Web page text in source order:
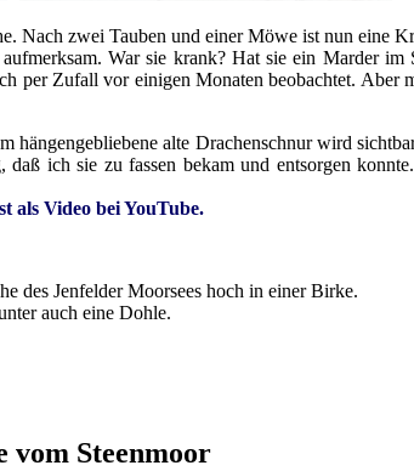
Nach zwei Tauben und einer Möwe ist nun eine
War sie krank? Hat sie ein Marder im
per Zufall vor einigen Monaten beobachtet. Aber
hängengebliebene alte Drachenschnur wird
daß ich sie zu fassen bekam und entsorgen
als Video bei YouTube.
des Jenfelder Moorsees hoch in einer Birke.
auch eine Dohle.
vom Steenmoor